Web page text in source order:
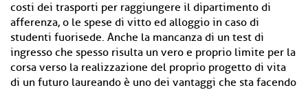
costi dei trasporti per raggiungere il dipartimento di
afferenza, o le spese di vitto ed alloggio in caso di
studenti fuorisede. Anche la mancanza di un test di
ingresso che spesso risulta un vero e proprio limite per la
corsa verso la realizzazione del proprio progetto di vita
di un futuro laureando è uno dei vantaggi che sta facendo